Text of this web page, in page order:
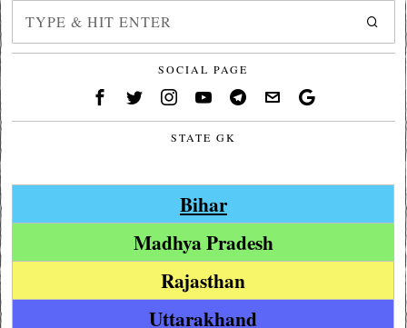
SOCIAL PAGE
STATE GK
Bihar
Madhya Pradesh
Rajasthan
Uttarakhand